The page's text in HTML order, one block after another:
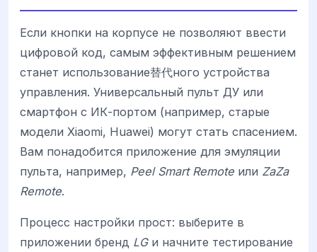
Если кнопки на корпусе не позволяют ввести
цифровой код, самым эффективным решением
станет использование替代ного устройства
управления. Универсальный пульт ДУ или
смартфон с ИК-портом (например, старые
модели Xiaomi, Huawei) могут стать спасением.
Вам понадобится приложение для эмуляции
пульта, например, Peel Smart Remote или ZaZa
Remote.
Процесс настройки прост: выберите в
приложении бренд LGи начните тестирование